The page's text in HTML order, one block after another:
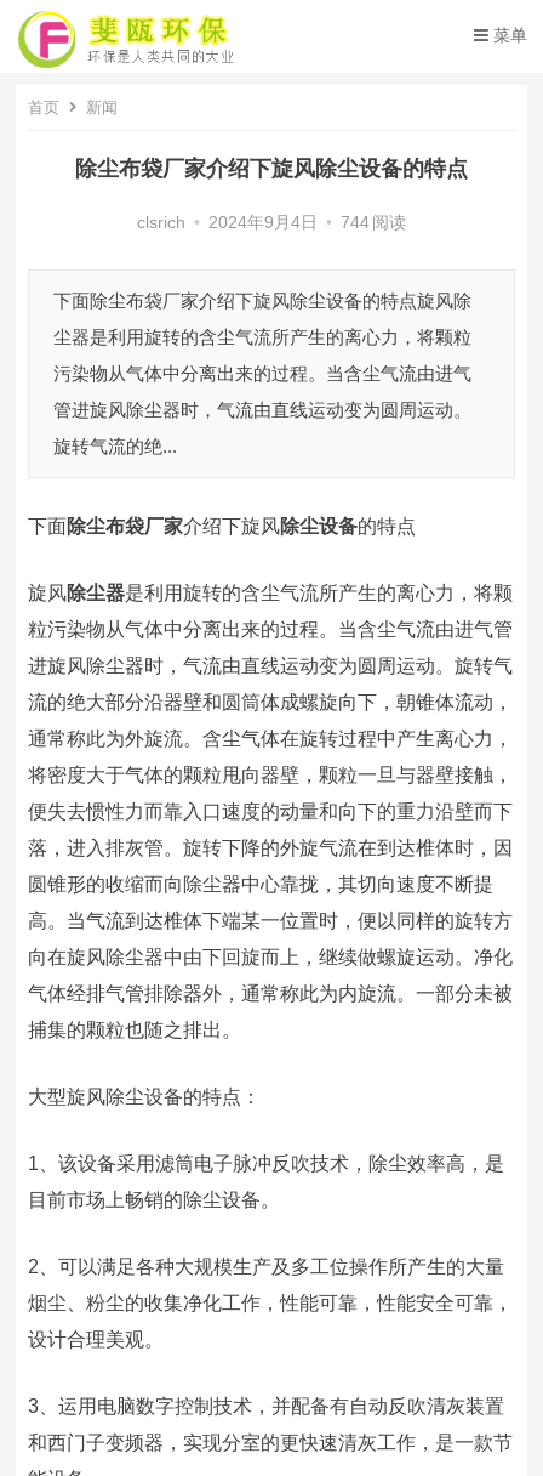
菜单
首页 新闻
除尘布袋厂家介绍下旋风除尘设备的特点
clsrich • 2024年9月4日 • 744 阅读
下面除尘布袋厂家介绍下旋风除尘设备的特点旋风除
尘器是利用旋转的含尘气流所产生的离心力，将颗粒
污染物从气体中分离出来的过程。当含尘气流由进气
管进旋风除尘器时，气流由直线运动变为圆周运动。
旋转气流的绝...
下面除尘布袋厂家介绍下旋风除尘设备的特点
旋风除尘器是利用旋转的含尘气流所产生的离心力，将颗
粒污染物从气体中分离出来的过程。当含尘气流由进气管
进旋风除尘器时，气流由直线运动变为圆周运动。旋转气
流的绝大部分沿器壁和圆筒体成螺旋向下，朝锥体流动，
通常称此为外旋流。含尘气体在旋转过程中产生离心力，
将密度大于气体的颗粒甩向器壁，颗粒一旦与器壁接触，
便失去惯性力而靠入口速度的动量和向下的重力沿壁而下
落，进入排灰管。旋转下降的外旋气流在到达椎体时，因
圆锥形的收缩而向除尘器中心靠拢，其切向速度不断提
高。当气流到达椎体下端某一位置时，便以同样的旋转方
向在旋风除尘器中由下回旋而上，继续做螺旋运动。净化
气体经排气管排除器外，通常称此为内旋流。一部分未被
捕集的颗粒也随之排出。
大型旋风除尘设备的特点：
1、该设备采用滤筒电子脉冲反吹技术，除尘效率高，是
目前市场上畅销的除尘设备。
2、可以满足各种大规模生产及多工位操作所产生的大量
烟尘、粉尘的收集净化工作，性能可靠，性能安全可靠，
设计合理美观。
3、运用电脑数字控制技术，并配备有自动反吹清灰装置
和西门子变频器，实现分室的更快速清灰工作，是一款节